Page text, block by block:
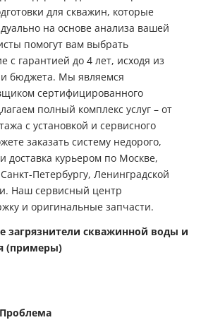
для скважин, которые
на основе анализа вашей
помогут вам выбрать
с гарантией до 4 лет, исходя из
бюджета. Мы являемся
сертифицированного
полный комплекс услуг – от
с установкой и сервисного
заказать систему недорого,
доставка курьером по Москве,
Петербургу, Ленинградской
Наш сервисный центр
и оригинальные запчасти.
загрязнители скважинной воды и
(примеры)
Проблема